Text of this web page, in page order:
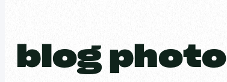
blog photo